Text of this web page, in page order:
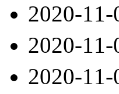
2020-11-
2020-11-
2020-11-